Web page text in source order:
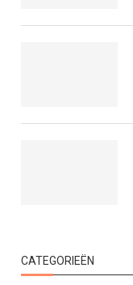
CATEGORIEËN